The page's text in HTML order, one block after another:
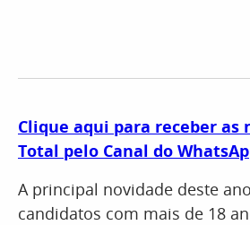
Clique aqui para receber as
Total pelo Canal do
A principal novidade deste
candidatos com mais de 18